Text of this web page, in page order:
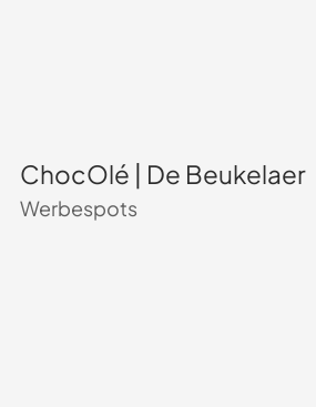
ChocOlé | De Beukelaer
Werbespots